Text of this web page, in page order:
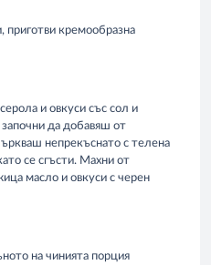
приготви кремообразна
и овкуси със сол и
да добавяш от
непрекъснато с телена
се сгъсти. Махни от
масло и овкуси с черен
на чинията порция